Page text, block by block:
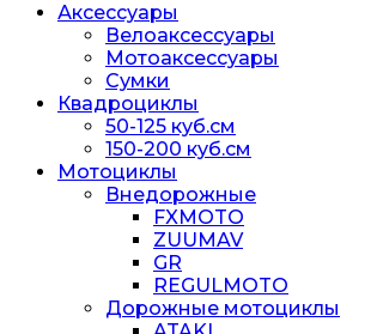
Аксессуары
Велоаксессуары
Мотоаксессуары
Сумки
Квадроциклы
50-125 куб.см
150-200 куб.см
Мотоциклы
Внедорожные
FXMOTO
ZUUMAV
GR
REGULMOTO
Дорожные мотоциклы